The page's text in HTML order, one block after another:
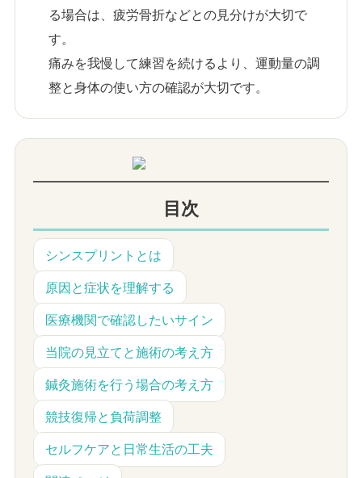
る場合は、疲労骨折などとの見分けが大切で
す。
痛みを我慢して練習を続けるより、運動量の調
整と身体の使い方の確認が大切です。
目次
シンスプリントとは
原因と症状を理解する
医療機関で確認したいサイン
当院の見立てと施術の考え方
鍼灸施術を行う場合の考え方
競技復帰と負荷調整
セルフケアと日常生活の工夫